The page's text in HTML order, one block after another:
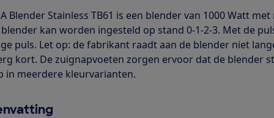
Blender Stainless TB61 is een blender van 1000 Watt
kan worden ingesteld op stand 0-1-2-3. Met de
puls. Let op: de fabrikant raadt aan de blender niet
kort. De zuignapvoeten zorgen ervoor dat de blender
in meerdere kleurvarianten.